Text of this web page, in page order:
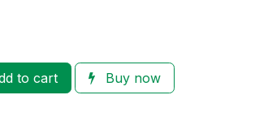
to cart Buy now